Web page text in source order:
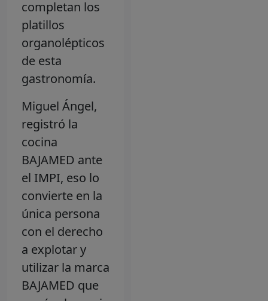
completan los
platillos
organolépticos
de esta
gastronomía.
Miguel Ángel,
registró la
cocina
BAJAMED ante
el IMPI, eso lo
convierte en la
única persona
con el derecho
a explotar y
utilizar la marca
BAJAMED que